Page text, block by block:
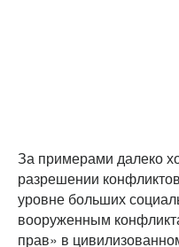
За примерами далеко
разрешении
уровне больших
вооруженным
прав» в